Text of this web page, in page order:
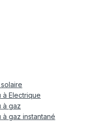
à Electrique
à gaz
gaz instantané